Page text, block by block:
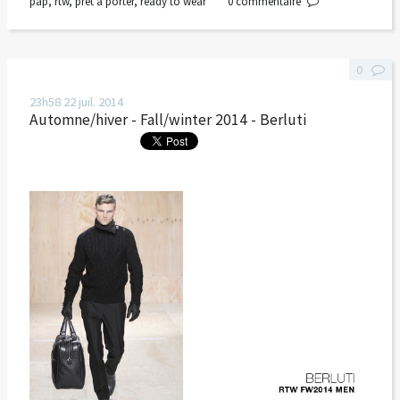
23h58 22 juil. 2014
Automne/hiver - Fall/winter 2014 - Berluti
0